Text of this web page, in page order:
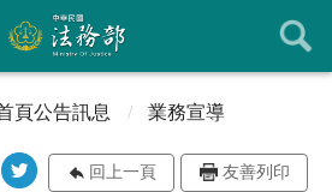
頁公告訊息 業務宣導
回上一頁 友善列印